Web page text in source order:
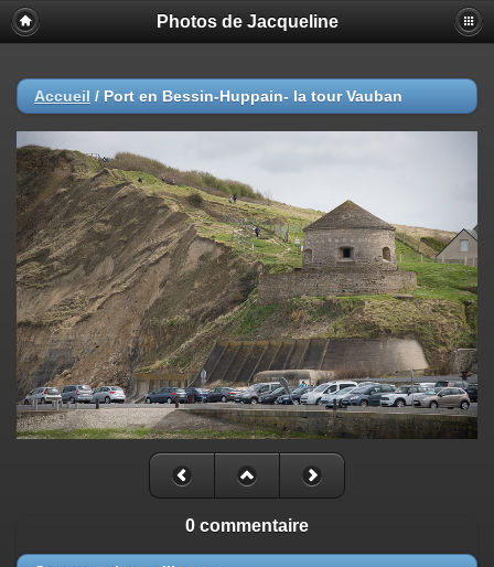
Photos de Jacqueline
Accueil / Port en Bessin-Huppain- la tour Vauban
0 commentaire